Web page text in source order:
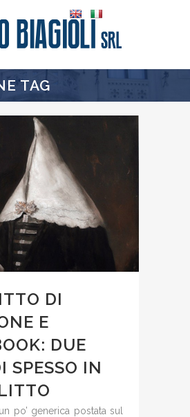
TAG
DI
E
DUE
SPESSO IN
po’ generica postata sul